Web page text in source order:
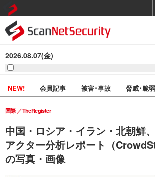
2026.08.07(金)
NEW! 会員記事 被害･事故 脅威･脆
中国・ロシア・イラン・北朝鮮
アクター分析レポート（
の写真・画像
国際 TheRegister